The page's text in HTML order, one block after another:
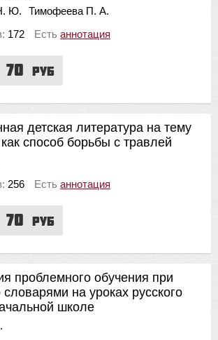
70 руб
Ю.
Тимофеева П. А.
172 Есть аннотация
70 руб
детская литература на тему
способ борьбы с травлей
256 Есть аннотация
проблемного обучения при
словарями на уроках русского
школе